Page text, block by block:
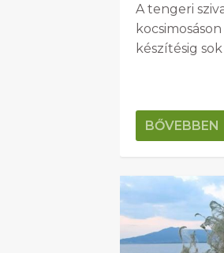
A tengeri
készítésig
BŐVEBBEN